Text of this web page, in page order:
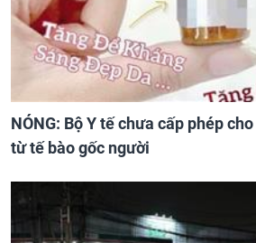
NÓNG: Bộ Y tế chưa cấp phép
từ tế bào gốc người